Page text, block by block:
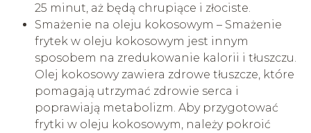
25 minut, aż będą chrupiące i złociste.
Smażenie na oleju kokosowym – Smażenie
frytek w oleju kokosowym jest innym
sposobem na zredukowanie kalorii i tłuszczu.
Olej kokosowy zawiera zdrowe tłuszcze, które
pomagają utrzymać zdrowie serca i
poprawiają metabolizm. Aby przygotować
frytki w oleju kokosowym, należy pokroić